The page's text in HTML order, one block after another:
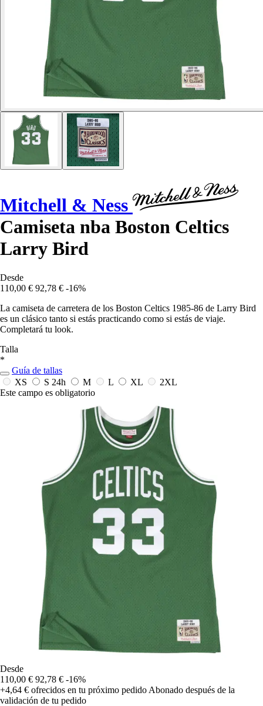
Mitchell & Ness
Camiseta nba Boston Celtics
Larry Bird
Desde
110,00 € 92,78 € -16%
La camiseta de carretera de los Boston Celtics 1985-86 de Larry Bird
es un clásico tanto si estás practicando como si estás de viaje.
Completará tu look.
Talla
*
Guía de tallas
XS
S 24h M L XL
2XL
Este campo es obligatorio
Desde
110,00 € 92,78 € -16%
+4,64 € ofrecidos en tu próximo pedido Abonado después de la
validación de tu pedido